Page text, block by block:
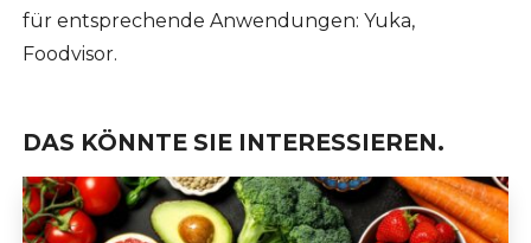
für entsprechende Anwendungen: Yuka,
Foodvisor.
DAS KÖNNTE SIE INTERESSIEREN.